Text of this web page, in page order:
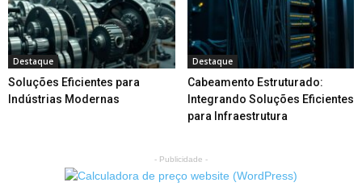
Destaque
Soluções Eficientes para
Indústrias Modernas
Destaque
Cabeamento Estruturado:
Integrando Soluções Eficientes
para Infraestrutura
- Publicidade -